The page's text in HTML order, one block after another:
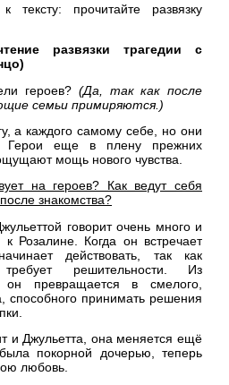
тексту: прочитайте развязку
развязки трагедии с
героев? (Да, так как после
семьи примиряются.)
а каждого самому себе, но они
Герои еще в плену прежних
мощь нового чувства.
на героев? Как ведут себя
знакомства?
говорит очень много и
Розалине. Когда он встречает
действовать, так как
решительности. Из
он превращается в смелого,
способного принимать решения
и Джульетта, она меняется ещё
покорной дочерью, теперь
любовь.